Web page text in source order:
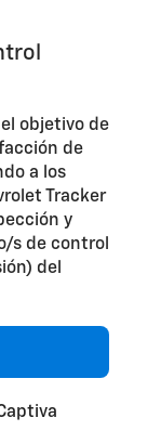
objetivo de
de
a los
Tracker
y
s de control
del